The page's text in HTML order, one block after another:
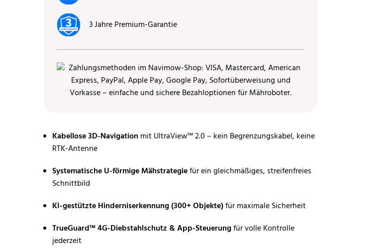
3 Jahre Premium-Garantie
Kabellose 3D-Navigation mit UltraView™ 2.0 – kein Begrenzungskabel, keine
RTK-Antenne
Systematische U-förmige Mähstrategiefür ein gleichmäßiges, streifenfreies
Schnittbild
KI-gestützte Hinderniserkennung (300+ Objekte)für maximale Sicherheit
TrueGuard™ 4G-Diebstahlschutz & App-Steuerungfür volle Kontrolle
jederzeit